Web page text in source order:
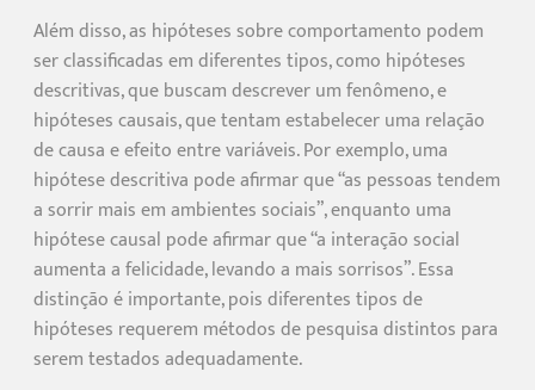
Além disso, as hipóteses sobre comportamento podem
ser classificadas em diferentes tipos, como hipóteses
descritivas, que buscam descrever um fenômeno, e
hipóteses causais, que tentam estabelecer uma relação
de causa e efeito entre variáveis. Por exemplo, uma
hipótese descritiva pode afirmar que “as pessoas tendem
a sorrir mais em ambientes sociais”, enquanto uma
hipótese causal pode afirmar que “a interação social
aumenta a felicidade, levando a mais sorrisos”. Essa
distinção é importante, pois diferentes tipos de
hipóteses requerem métodos de pesquisa distintos para
serem testados adequadamente.